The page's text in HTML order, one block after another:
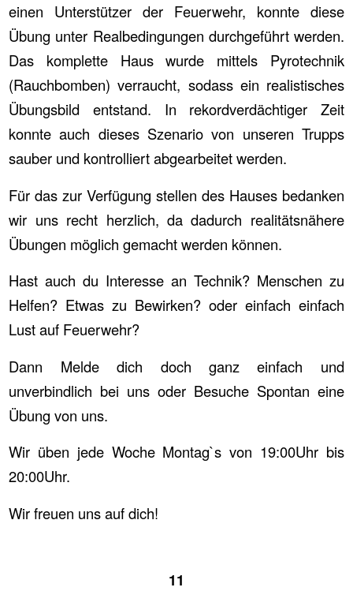
einen Unterstützer der Feuerwehr, konnte diese
Übung unter Realbedingungen durchgeführt werden.
Das komplette Haus wurde mittels Pyrotechnik
(Rauchbomben) verraucht, sodass ein realistisches
Übungsbild entstand. In rekordverdächtiger Zeit
konnte auch dieses Szenario von unseren Trupps
sauber und kontrolliert abgearbeitet werden.
Für das zur Verfügung stellen des Hauses bedanken
wir uns recht herzlich, da dadurch realitätsnähere
Übungen möglich gemacht werden können.
Hast auch du Interesse an Technik? Menschen zu
Helfen? Etwas zu Bewirken? oder einfach einfach
Lust auf Feuerwehr?
Dann Melde dich doch ganz einfach und
unverbindlich bei uns oder Besuche Spontan eine
Übung von uns.
Wir üben jede Woche Montag`s von 19:00Uhr bis
20:00Uhr.
Wir freuen uns auf dich!
11